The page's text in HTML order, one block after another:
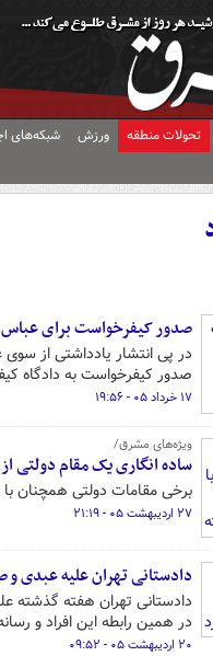
تحولات منطقه ورزش شبکه‌های
صدور کیفرخواست برای عباس
در پی انتشار یادداشتی از
صدور کیفرخواست به دادگاه
۱۷ خرداد ۰۵ - ۱۹:۵۶
ویژه‌های مشرق/
ساده انگاری یک مقام دولتی
برخی مقامات دولتی همچنان
۲۷ اردیبهشت ۰۵ - ۲۱:۱۹
دادستانی تهران علیه عبدی و
دادستانی تهران هفته گذشته
در همین رابطه این افراد و
۲۰ اردیبهشت ۰۵ - ۰۹:۵۲